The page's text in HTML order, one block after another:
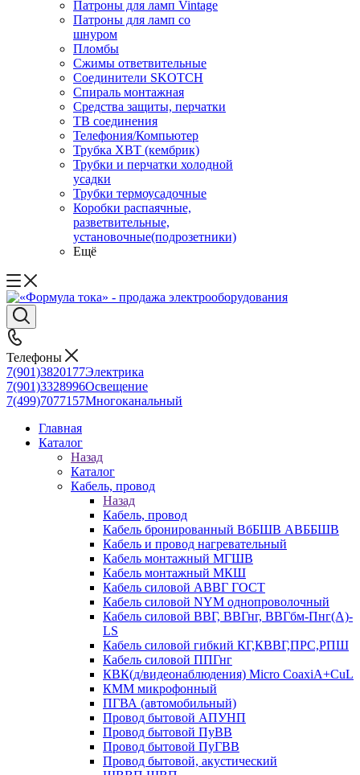
Патроны для ламп Vintage
Патроны для ламп со
шнуром
Пломбы
Сжимы ответвительные
Соединители SKOTCH
Спираль монтажная
Средства защиты, перчатки
ТВ соединения
Телефония/Компьютер
Трубка ХВТ (кембрик)
Трубки и перчатки холодной
усадки
Трубки термоусадочные
Коробки распаячные,
разветвительные,
установочные(подрозетники)
Ещё
Телефоны
7(901)3820177Электрика
7(901)3328996Освещение
7(499)7077157Многоканальный
Главная
Каталог
Назад
Каталог
Кабель, провод
Назад
Кабель, провод
Кабель бронированный ВбБШВ АВББШВ
Кабель и провод нагревательный
Кабель монтажный МГШВ
Кабель монтажный МКШ
Кабель силовой АВВГ ГОСТ
Кабель силовой NYM однопроволочный
Кабель силовой ВВГ, ВВГнг, ВВГбм-Пнг(А)-
LS
Кабель силовой гибкий КГ,КВВГ,ПРС,РПШ
Кабель силовой ППГнг
КВК(д/видеонаблюдения) Micro CoaxiA+CuL
КММ микрофонный
ПГВА (автомобильный)
Провод бытовой АПУНП
Провод бытовой ПуВВ
Провод бытовой ПуГВВ
Провод бытовой, акустический